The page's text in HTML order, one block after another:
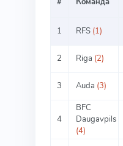
1 RFS (1)
2
Riga (2)
3
Auda (3)
4
BFC
Daugavpils
(4)